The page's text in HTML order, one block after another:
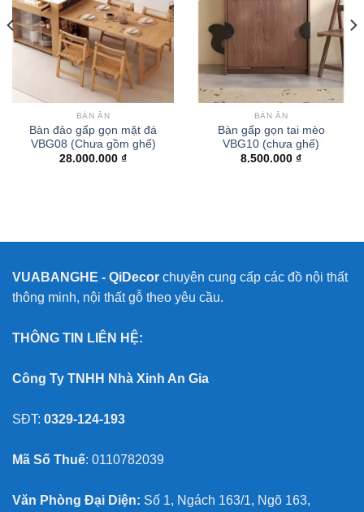
BÀN ĂN
Bàn đảo gấp gọn mặt đá
VBG08 (Chưa gồm ghế)
28.000.000 ₫
BÀN ĂN
Bàn gấp gọn tai mèo
VBG10 (chưa ghế)
8.500.000 ₫
VUABANGHE - QiDecor chuyên cung cấp các đồ nội thất
thông minh, nội thất gỗ theo yêu cầu.
THÔNG TIN LIÊN HỆ:
Công Ty TNHH Nhà Xinh An Gia
SĐT: 0329-124-193
Mã Số Thuế: 0110782039
Văn Phòng Đại Diện: Số 1, Ngách 163/1, Ngõ 163,